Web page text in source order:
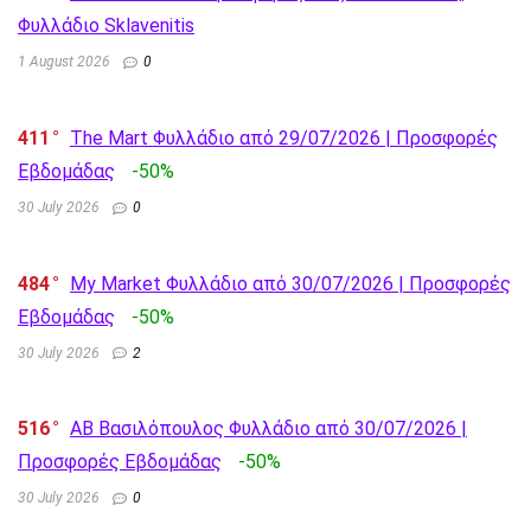
Φυλλάδιο Sklavenitis
1 August 2026 0
411
The Mart Φυλλάδιο από 29/07/2026 | Προσφορές
Εβδομάδας
-50%
30 July 2026 0
484
My Market Φυλλάδιο από 30/07/2026 | Προσφορές
Εβδομάδας
-50%
30 July 2026 2
516
AB Βασιλόπουλος Φυλλάδιο από 30/07/2026 |
Προσφορές Εβδομάδας
-50%
30 July 2026 0